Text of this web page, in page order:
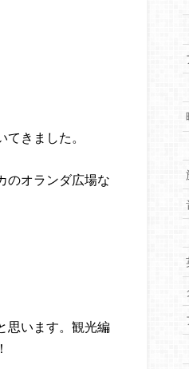
きました。
のオランダ広場な
思います。観光編